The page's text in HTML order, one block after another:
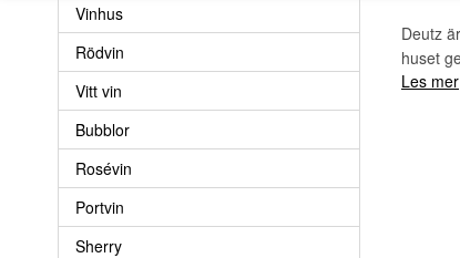
Vinhus
Rödvin
Vitt vin
Bubblor
Rosévin
Portvin
Sherry
Deutz
huset
Les mer